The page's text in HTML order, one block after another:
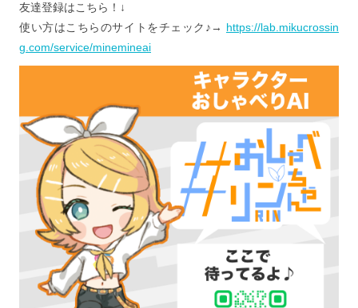
友達登録はこちら！↓
使い方はこちらのサイトをチェック♪→ https://lab.mikucrossin
g.com/service/minemineai